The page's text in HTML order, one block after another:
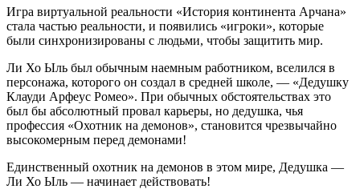
Игра виртуальной реальности «История континента Арчана»
стала частью реальности, и появились «игроки», которые
были синхронизированы с людьми, чтобы защитить мир.
Ли Хо Ыль был обычным наемным работником, вселился в
персонажа, которого он создал в средней школе, — «Дедушку
Клауди Арфеус Ромео». При обычных обстоятельствах это
был бы абсолютный провал карьеры, но дедушка, чья
профессия «Охотник на демонов», становится чрезвычайно
высокомерным перед демонами!
Единственный охотник на демонов в этом мире, Дедушка —
Ли Хо Ыль — начинает действовать!